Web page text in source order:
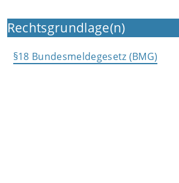
Rechtsgrundlage(n)
§18 Bundesmeldegesetz (BMG)